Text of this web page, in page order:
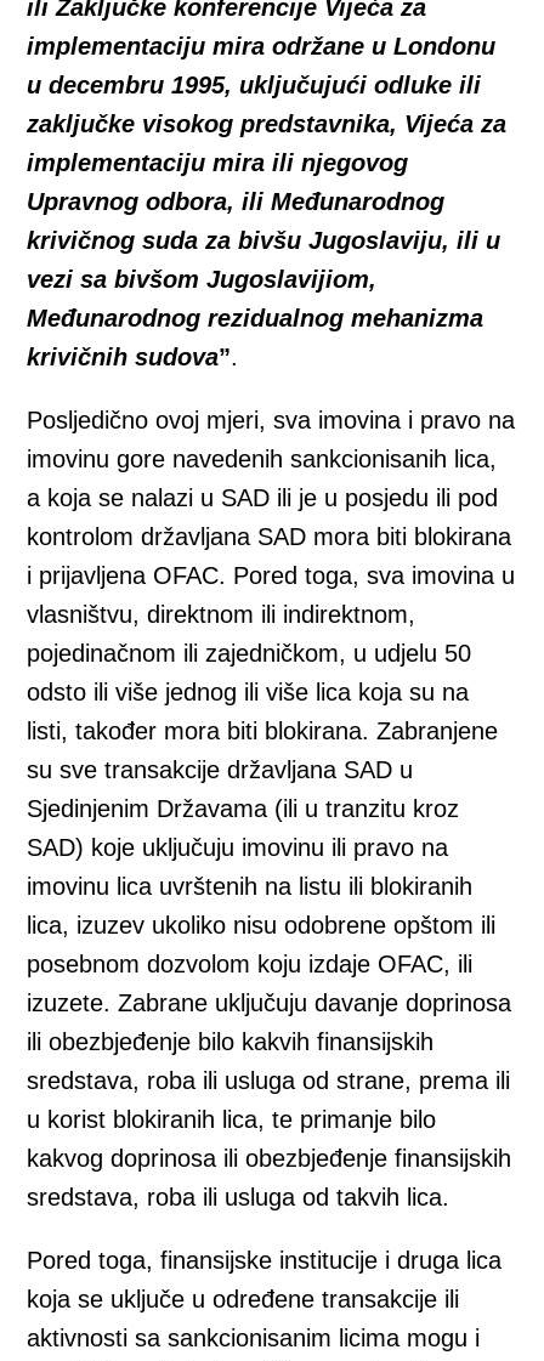
ili Zaključke konferencije Vijeća za
implementaciju mira održane u Londonu
u decembru 1995, uključujući odluke ili
zaključke visokog predstavnika, Vijeća za
implementaciju mira ili njegovog
Upravnog odbora, ili Međunarodnog
krivičnog suda za bivšu Jugoslaviju, ili u
vezi sa bivšom Jugoslavijiom,
Međunarodnog rezidualnog mehanizma
krivičnih sudova”.
Posljedično ovoj mjeri, sva imovina i pravo na
imovinu gore navedenih sankcionisanih lica,
a koja se nalazi u SAD ili je u posjedu ili pod
kontrolom državljana SAD mora biti blokirana
i prijavljena OFAC. Pored toga, sva imovina u
vlasništvu, direktnom ili indirektnom,
pojedinačnom ili zajedničkom, u udjelu 50
odsto ili više jednog ili više lica koja su na
listi, također mora biti blokirana. Zabranjene
su sve transakcije državljana SAD u
Sjedinjenim Državama (ili u tranzitu kroz
SAD) koje uključuju imovinu ili pravo na
imovinu lica uvrštenih na listu ili blokiranih
lica, izuzev ukoliko nisu odobrene opštom ili
posebnom dozvolom koju izdaje OFAC, ili
izuzete. Zabrane uključuju davanje doprinosa
ili obezbjeđenje bilo kakvih finansijskih
sredstava, roba ili usluga od strane, prema ili
u korist blokiranih lica, te primanje bilo
kakvog doprinosa ili obezbjeđenje finansijskih
sredstava, roba ili usluga od takvih lica.
Pored toga, finansijske institucije i druga lica
koja se uključe u određene transakcije ili
aktivnosti sa sankcionisanim licima mogu i